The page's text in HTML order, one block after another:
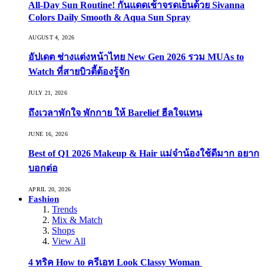
All-Day Sun Routine! กันแดดเช้าจรดเย็นด้วย Sivanna
Colors Daily Smooth & Aqua Sun Spray
AUGUST 4, 2026
อัปเดต ช่างแต่งหน้าไทย New Gen 2026 รวม MUAs to
Watch ที่สายบิวตี้ต้องรู้จัก
JULY 21, 2026
ถึงเวลาพักใจ พักกาย ให้ Barelief ฮีลใจแทน
JUNE 16, 2026
Best of Q1 2026 Makeup & Hair แม่จ๋าน้องใช้ดีมาก อยาก
บอกต่อ
APRIL 20, 2026
Fashion
Trends
Mix & Match
Shops
View All
4 ทริค How to ครีเอท Look Classy Woman